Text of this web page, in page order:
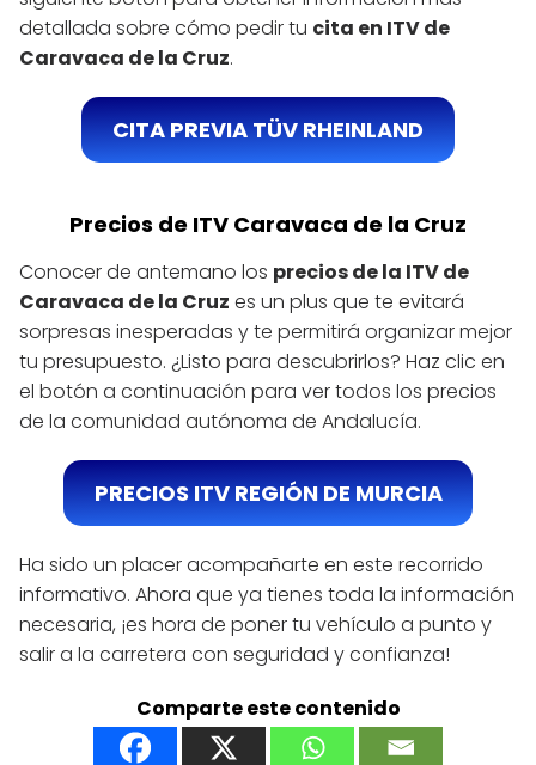
detallada sobre cómo pedir tu cita en ITV de
Caravaca de la Cruz.
CITA PREVIA TÜV RHEINLAND
Precios de ITV Caravaca de la Cruz
Conocer de antemano los precios de la ITV de
Caravaca de la Cruz es un plus que te evitará
sorpresas inesperadas y te permitirá organizar mejor
tu presupuesto. ¿Listo para descubrirlos? Haz clic en
el botón a continuación para ver todos los precios
de la comunidad autónoma de Andalucía.
PRECIOS ITV REGIÓN DE MURCIA
Ha sido un placer acompañarte en este recorrido
informativo. Ahora que ya tienes toda la información
necesaria, ¡es hora de poner tu vehículo a punto y
salir a la carretera con seguridad y confianza!
Comparte este contenido